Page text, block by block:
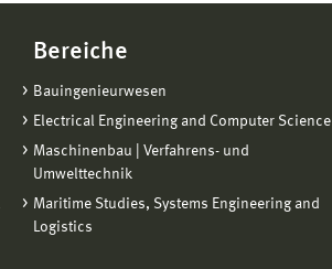
Bereiche
Bauingenieurwesen
Electrical Engineering and Computer Science
Maschinenbau | Verfahrens- und
Umwelttechnik
Maritime Studies, Systems Engineering and
Logistics